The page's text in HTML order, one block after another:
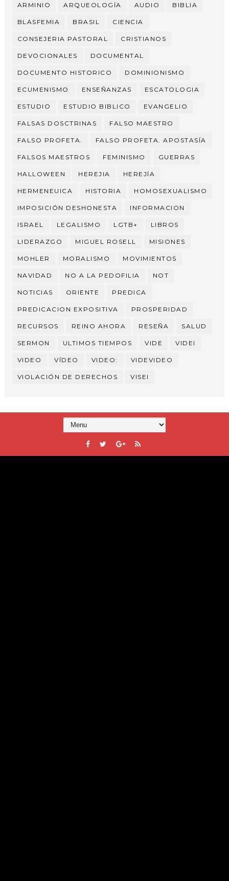
ARMINIO ARQUEOLOGÍA AUDIO BIBLIA
BLASFEMIA BRASIL CIENCIA
CONSEJERIA PASTORAL CRISTIANOS
DEVOCIONALES DOCUMENTAL
DOCUMENTO HISTORICO DOMINIONISMO
ECUMENISMO ENSEÑANZAS ESCATOLOGIA
ESTUDIO ESTUDIO BIBLICO EVANGELIO
FALSAS DOSCTRINAS FALSO MAESTRO
FALSO PROFETA. FALSO PROFETA. APOSTASÍA
FALSOS MAESTROS FEMINISMO GUERRAS
HALLOWEEN HEREJIA HEREJÍA
HERMENEUICA HISTORIA HOMOSEXUALISMO
IMPOSICIÓN DESHONESTA INFORMACION
ISRAEL LEGALISMO LGTB+ LIBROS
LIDERAZGO MIGUEL ROSELL MISIONES
MOHLER MORALISMO MOVIMIENTOS
NAVIDAD NO A LA PEDOFILIA NOT
NOTICIAS ORIENTE PREDICA
PREDICACION EXPOSITIVA PROSPERIDAD
RECURSOS REINO AHORA RESEÑA SALUD
SERMON ULTIMOS TIEMPOS VIDE VIDEI
VIDEO VÍDEO VIDEO: VIDEVIDEO
VIOLACIÓN DE DERECHOS VISEI